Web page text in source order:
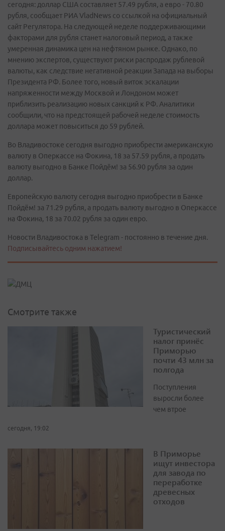
сегодня: доллар США составляет 57.49 рубля, а евро - 70.80
рубля, сообщает РИА VladNews со ссылкой на официальный
сайт Регулятора. На следующей неделе поддерживающими
факторами для рубля станет налоговый период, а также
умеренная динамика цен на нефтяном рынке. Однако, по
мнению экспертов, существуют риски распродаж рублевой
валюты, как следствие негативной реакции Запада на выборы
Президента РФ. Более того, новый виток эскалации
напряженности между Москвой и Лондоном может
приблизить реализацию новых санкций к РФ. Аналитики
сообщили, что на предстоящей рабочей неделе стоимость
доллара может повыситься до 59 рублей.
Во Владивостоке сегодня выгодно приобрести американскую
валюту в Оперкассе на Фокина, 18 за 57.59 рубля, а продать
валюту выгодно в Банке Пойдём! за 56.90 рубля за один
доллар.
Европейскую валюту сегодня выгодно приобрести в Банке
Пойдём! за 71.29 рубля, а продать валюту выгодно в Оперкассе
на Фокина, 18 за 70.02 рубля за один евро.
Новости Владивостока в Telegram - постоянно в течение дня.
Подписывайтесь одним нажатием!
Смотрите также
Туристический
налог принёс
Приморью
почти 43 млн за
полгода
Поступления
выросли более
чем втрое
сегодня, 19:02
В Приморье
ищут инвестора
для завода по
переработке
древесных
отходов